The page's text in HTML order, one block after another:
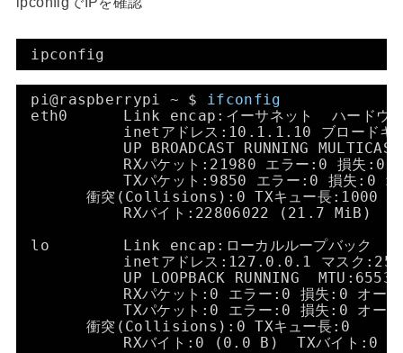
ipconfig
pi@raspberrypi ~ $ ifconfig
eth0      Link encap:イーサネット  ハード
inetアドレス:10.1.1.10 ブロード
UP BROADCAST RUNNING
RXパケット:21980 エラー:0 損失:0
TXパケット:9850 エラー:0 損失:0
衝突(Collisions):0 TXキュー長:1000
RXバイト:22806022 (21.7 MiB)
lo        Link encap:ローカルループバック
inetアドレス:127.0.0.1 マスク
UP LOOPBACK RUNNING
RXパケット:0 エラー:0 損失:0 オー
TXパケット:0 エラー:0 損失:0 オー
衝突(Collisions):0 TXキュー長:0
RXバイト:0 (0.0 B)  TXバイト:0